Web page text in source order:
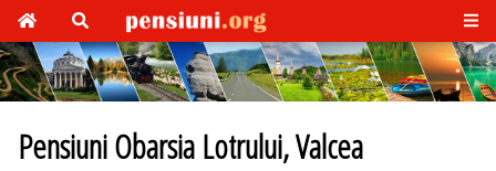
Pensiuni Obarsia Lotrului, Valcea